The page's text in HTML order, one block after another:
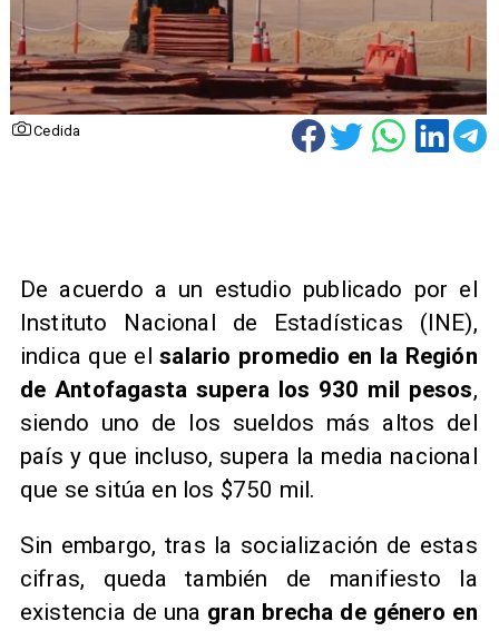
Cedida
De acuerdo a un estudio publicado por el
Instituto Nacional de Estadísticas (INE),
indica que el salario promedio en la Región
de Antofagasta supera los 930 mil pesos,
siendo uno de los sueldos más altos del
país y que incluso, supera la media nacional
que se sitúa en los $750 mil.
Sin embargo, tras la socialización de estas
cifras, queda también de manifiesto la
existencia de una gran brecha de género en